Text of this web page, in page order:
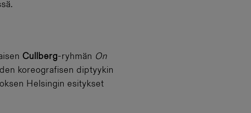
Cullberg-ryhmän On
koreografisen diptyykin
Helsingin esitykset